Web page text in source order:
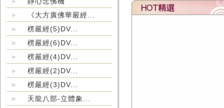
《大方廣佛華嚴經...
楞嚴經(5)DV...
楞嚴經(6)DV...
楞嚴經(4)DV...
楞嚴經(2)DV...
楞嚴經(3)DV...
天龍八部-立體象...